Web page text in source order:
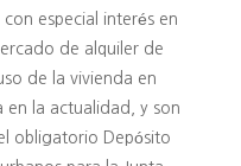
especial interés en
de alquiler de
de la vivienda en
la actualidad, y son
obligatorio Depósito